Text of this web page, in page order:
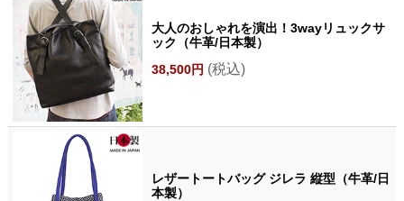
大人のおしゃれを演出！3wayリュックサ
ック（牛革/日本製）
38,500円 (税込)
レザートートバッグ ジレラ 縦型（牛革/日
本製）